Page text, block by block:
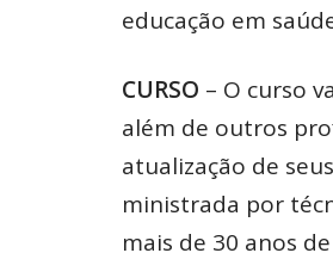
educação em
CURSO – O curso
além de outros
atualização de
ministrada por
mais de 30 anos